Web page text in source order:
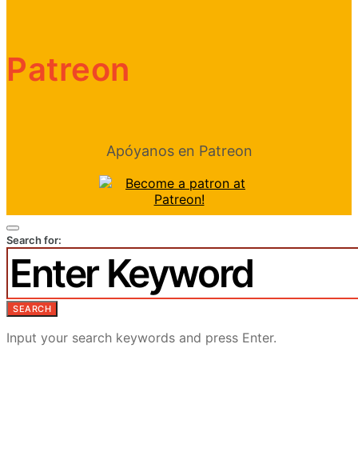
Patreon
Apóyanos en Patreon
Search for:
SEARCH
Input your search keywords and press Enter.